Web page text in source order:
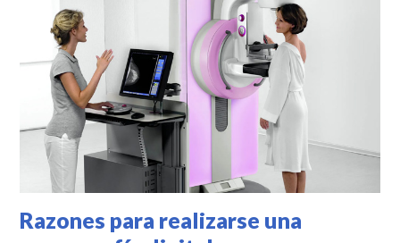
Razones para realizarse una